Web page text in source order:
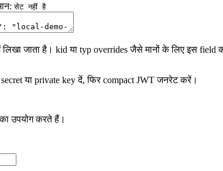
: सेट नहीं है
लिखा जाता है। kid या typ overrides जैसे मानों के लिए इस field
या private key दें, फिर compact JWT जनरेट करें।
उपयोग करते हैं।